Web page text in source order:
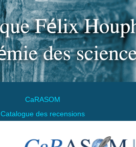
CaRASOM
Catalogue des recensions